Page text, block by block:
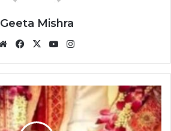
Geeta Mishra
WebsiteFacebook
X YouTube